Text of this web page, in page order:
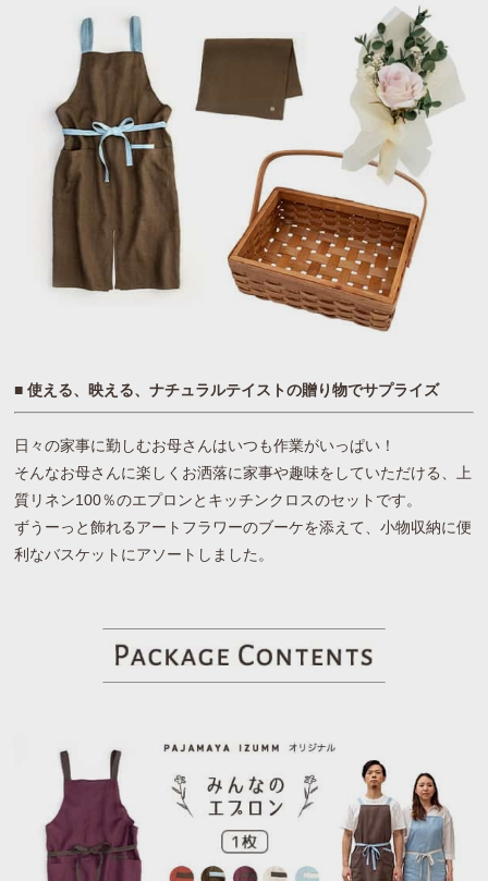
■ 使える、映える、ナチュラルテイストの贈り物でサプライズ
日々の家事に勤しむお母さんはいつも作業がいっぱい！
そんなお母さんに楽しくお洒落に家事や趣味をしていただける、上
質リネン100％のエプロンとキッチンクロスのセットです。
ずうーっと飾れるアートフラワーのブーケを添えて、小物収納に便
利なバスケットにアソートしました。